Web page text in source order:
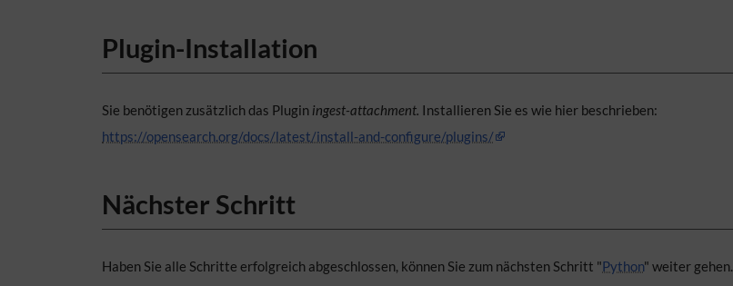
Plugin-Installation
Sie benötigen zusätzlich das Plugin ingest-attachment. Installieren Sie es wie hier beschrieben:
https://opensearch.org/docs/latest/install-and-configure/plugins/
Nächster Schritt
Haben Sie alle Schritte erfolgreich abgeschlossen, können Sie zum nächsten Schritt "Python" weiter gehen.